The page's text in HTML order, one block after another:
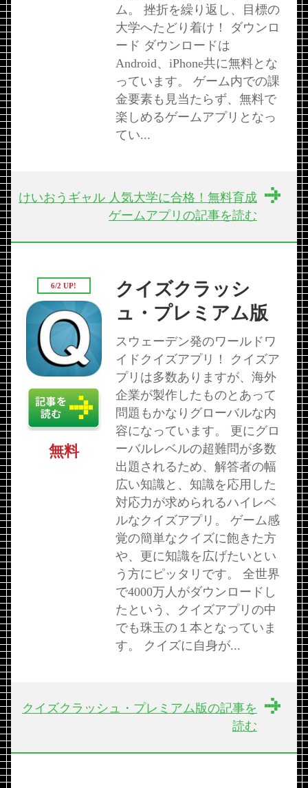
ム。 挫折を繰り返し、目標の
大学へたどり着け！ ダウンロ
ード ダウンロードは
Android、iPhone共に無料とな
っています。 ゲーム内での課
金要素も見当たらず、無料で
楽しめるゲームアプリとなっ
てい...
けいおうギャル 人気大学に合格！無料育成
ゲームアプリの記事を読む
クイズクラッシ
ュ・プレミアム版
スウェーデン発のワールドワ
イドクイズアプリ！ クイズア
プリは多数ありますが、海外
企業が製作したものとあって
問題もかなりグローバルな内
容になっています。 更にグロ
ーバルレベルの超難問が多数
出題されるため、解答者の幅
広い知識と、知識を応用した
対応力が求められるハイレベ
ルなクイズアプリ。 ゲーム感
覚の簡単なクイズに飽きた方
や、更に知識を広げたいとい
う方にピッタリです。 全世界
で4000万人がダウンロードし
たという、クイズアプリの中
でも珠玉の１本となっていま
す。 クイズに自身が...
6/2 UP!
無料
クイズクラッシュ・プレミアム版の記事を
読む